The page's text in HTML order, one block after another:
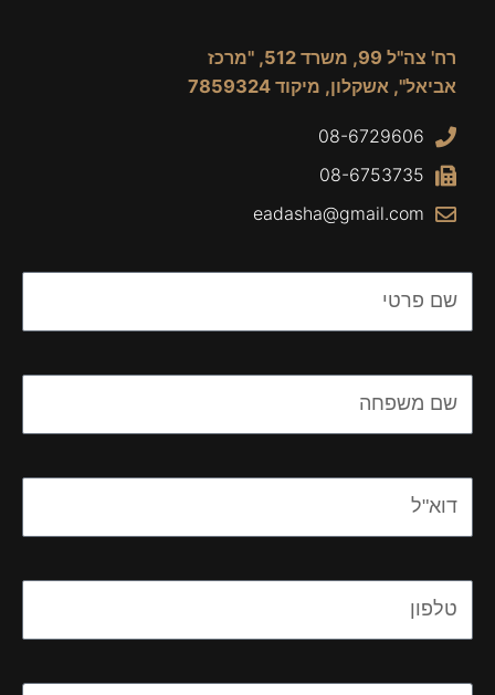
רח' צה"ל 99, משרד 512, "מרכז
אביאל", אשקלון, מיקוד 7859324
08-6729606
08-6753735
eadasha@gmail.com